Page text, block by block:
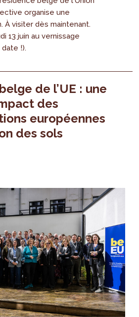
organise une
À visiter dès maintenant.
13 juin au vernissage
!).
de l’UE : une
des
européennes
des sols